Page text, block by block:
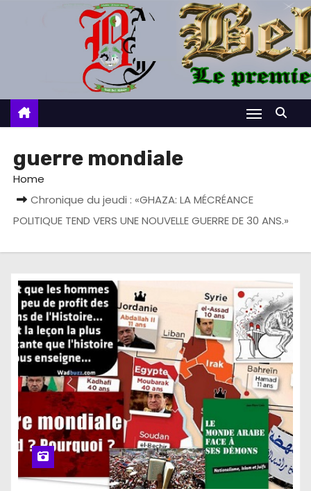
c
guerre mondiale
Home
Chronique du jeudi : «GHAZA: LA MÉCRÉANCE
POLITIQUE TEND VERS UNE NOUVELLE GUERRE DE 30 ANS.»